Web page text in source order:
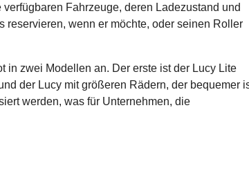
Fahrzeuge, deren Ladezustand und
reservieren, wenn er möchte, oder seinen Roller
in zwei Modellen an. Der erste ist der Lucy Lite
der Lucy mit größeren Rädern, der bequemer
werden, was für Unternehmen, die